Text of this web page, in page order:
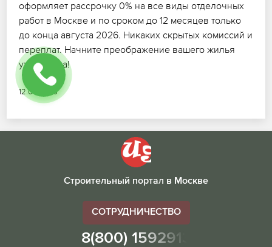
оформляет рассрочку 0% на все виды отделочных
работ в Москве и по сроком до 12 месяцев только
до конца августа 2026. Никаких скрытых комиссий и
переплат. Начните преображение вашего жилья
уже завтра!
12.07.2026
Строительный портал в Москве
СОТРУДНИЧЕСТВО
8(800) 1592913